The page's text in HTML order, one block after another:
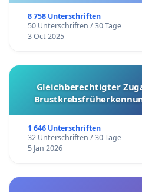
8 758 Unterschriften
50 Unterschriften / 30 Tage
3 Oct 2025
Gleichberechtigter
1 646 Unterschriften
32 Unterschriften / 30 Tage
5 Jan 2026